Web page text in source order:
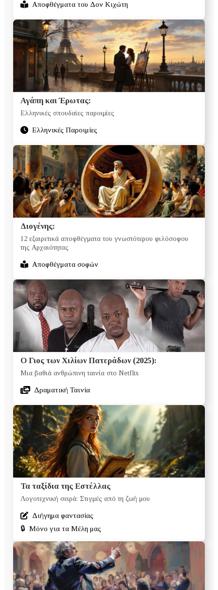
Αποφθέγματα του Δον Κιχώτη
Αγάπη και Έρωτας:
Ελληνικές σπουδαίες παροιμίες
Ελληνικές Παροιμίες
Διογένης:
12 εξαιρετικά αποφθέγματα του γνωστότερου φιλόσοφου
της Αρχαιότητας
Αποφθέγματα σοφών
Ο Γιος των Χιλίων Πατεράδων (2025):
Μια βαθιά ανθρώπινη ταινία στο Netflix
Δραματική Ταινία
Τα ταξίδια της Εστέλλας
Λογοτεχνική σειρά: Στιγμές από τη ζωή μου
Διήγημα φαντασίας
🔒 Μόνο για τα Μέλη μας